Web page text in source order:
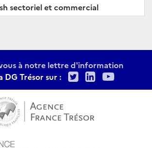
sectoriel et commercial
à notre lettre d'information
DG Trésor sur :
TwitterLinkedIn